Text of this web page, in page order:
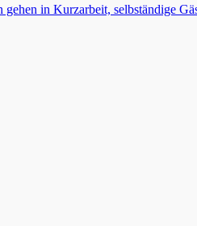
gehen in Kurzarbeit, selbständige